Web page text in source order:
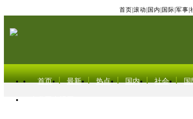
首页 滚动 国内 国际 军事
首页 最新 热点 国内 社会 国